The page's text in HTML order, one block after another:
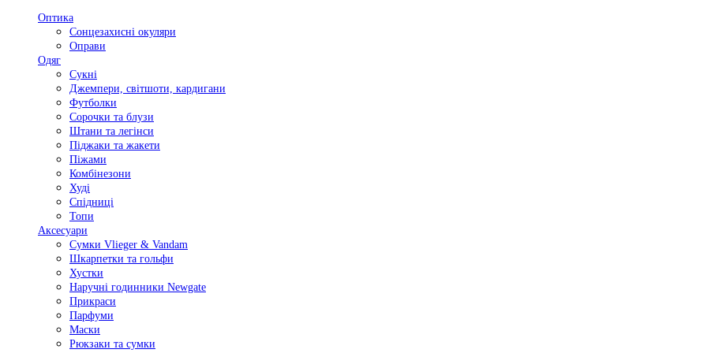
Оптика
Сонцезахисні окуляри
Оправи
Одяг
Сукні
Джемпери, світшоти, кардигани
Футболки
Сорочки та блузи
Штани та легінси
Піджаки та жакети
Піжами
Комбінезони
Худі
Спідниці
Топи
Аксесуари
Сумки Vlieger & Vandam
Шкарпетки та гольфи
Хустки
Наручні годинники Newgate
Прикраси
Парфуми
Маски
Рюкзаки та сумки